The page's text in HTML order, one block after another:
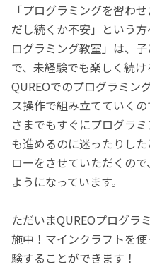
「プログラミングを習わ
だし続くか不安」という
ログラミング教室」は、
で、未経験でも楽しく続け
QUREOでのプログラミン
ス操作で組み立てていく
さまでもすぐにプログラ
も進めるのに迷ったりし
ローをさせていただくの
ようになっています。
ただいまQUREOプログラ
施中！マインクラフトを
験することができます！